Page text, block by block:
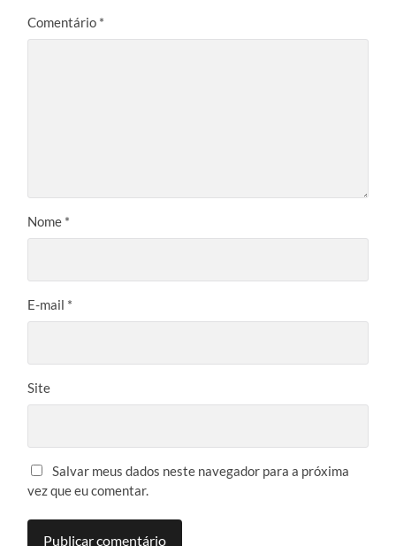
Comentário *
Nome *
E-mail *
Site
Salvar meus dados neste navegador para a próxima
vez que eu comentar.